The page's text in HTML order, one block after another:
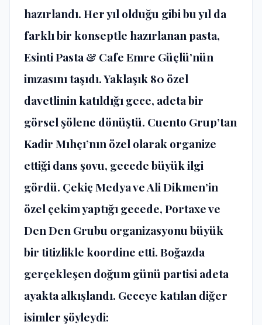
hazırlandı. Her yıl olduğu gibi bu yıl da
farklı bir konseptle hazırlanan pasta,
Esinti Pasta & Cafe Emre Güçlü’nün
imzasını taşıdı. Yaklaşık 80 özel
davetlinin katıldığı gece, adeta bir
görsel şölene dönüştü. Cuento Grup’tan
Kadir Mıhçı’nın özel olarak organize
ettiği dans şovu, gecede büyük ilgi
gördü. Çekiç Medya ve Ali Dikmen’in
özel çekim yaptığı gecede, Portaxe ve
Den Den Grubu organizasyonu büyük
bir titizlikle koordine etti. Boğazda
gerçekleşen doğum günü partisi adeta
ayakta alkışlandı. Geceye katılan diğer
isimler şöyleydi: